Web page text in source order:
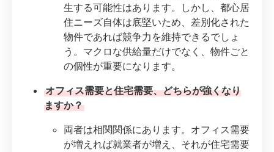
生する可能性はあります。しかし、都心居
住ニーズ自体は底堅いため、差別化された
物件であれば競争力を維持できるでしょ
う。マクロな供給量だけでなく、物件ごと
の個性が重要になります。
オフィス需要と住宅需要、どちらが強くなり
ますか？
両者は相関関係にあります。オフィス需要
が増えれば就業者が増え、それが住宅需要